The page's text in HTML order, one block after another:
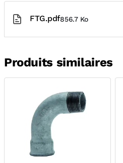
FTG.pdf856.7 Ko
Produits similaires